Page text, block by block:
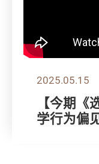
2025.05.15
【今期
学行为偏